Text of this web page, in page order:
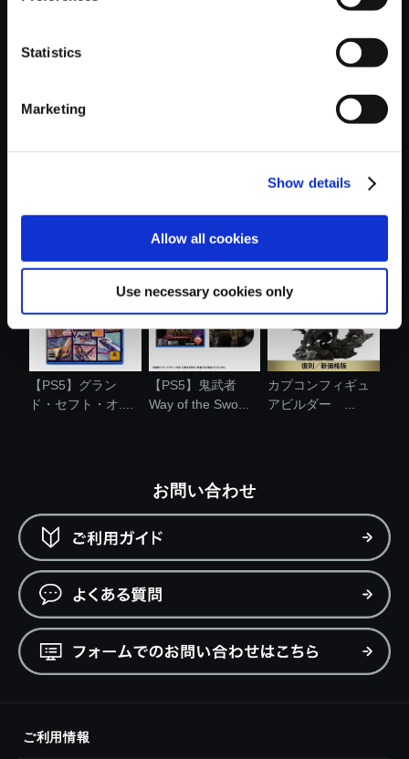
Statistics
Marketing
Show details
Allow all cookies
Use necessary cookies only
おすすめ商品
【PS5】グラン
ド・セフト・オ....
【PS5】鬼武者
Way of the Swo...
カプコンフィギュ
アビルダー ...
お問い合わせ
ご利用情報